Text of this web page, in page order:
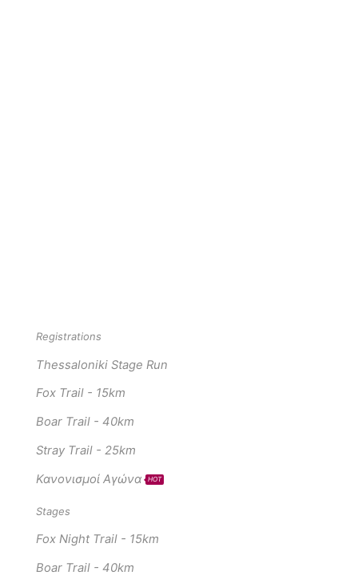
Registrations
Thessaloniki Stage Run
Fox Trail - 15km
Boar Trail - 40km
Stray Trail - 25km
Κανονισμοί Αγώνα
HOT
Stages
Fox Night Trail - 15km
Boar Trail - 40km